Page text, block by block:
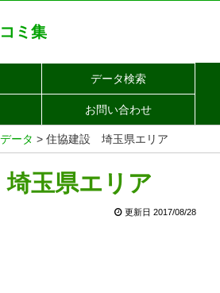
ミ集
データ検索
お問い合わせ
データ > 住協建設 埼玉県エリア
玉県エリア
更新日 2017/08/28